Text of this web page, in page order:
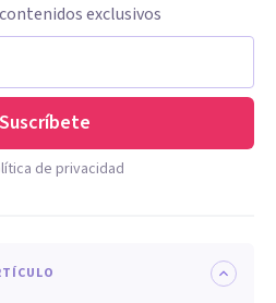
exclusivos
Suscríbete
de privacidad